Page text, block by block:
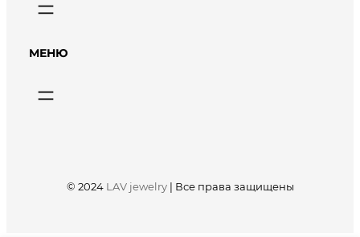
МЕНЮ
© 2024 LAV jewelry| Все права защищены